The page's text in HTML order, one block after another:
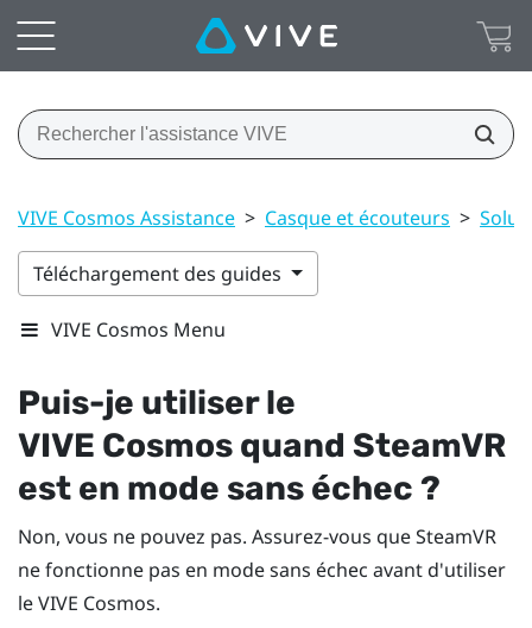
VIVE Cosmos Assistance > Casque et écouteurs >
Téléchargement des guides
VIVE Cosmos Menu
Puis-je utiliser le
VIVE Cosmos quand SteamVR
est en mode sans échec ?
Non, vous ne pouvez pas. Assurez-vous queSteamVR
ne fonctionne pas en mode sans échec avant d'utiliser
leVIVE Cosmos.